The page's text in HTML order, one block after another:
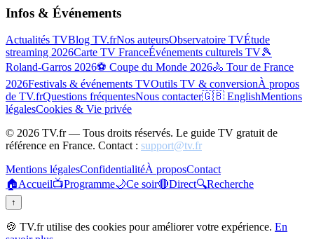
Infos & Événements
Actualités TVBlog TV.frNos auteursObservatoire TVÉtude
streaming 2026Carte TV FranceÉvénements culturels TV🎾
Roland-Garros 2026⚽ Coupe du Monde 2026🚴 Tour de France
2026Festivals & événements TVOutils TV & conversionÀ propos
de TV.frQuestions fréquentesNous contacter🇬🇧 EnglishMentions
légalesCookies & Vie privée
© 2026 TV.fr — Tous droits réservés. Le guide TV gratuit de
référence en France. Contact : support@tv.fr
Mentions légalesConfidentialitéÀ proposContact
🏠Accueil📺Programme🌙Ce soir🔴Direct🔍Recherche
↑
🍪 TV.fr utilise des cookies pour améliorer votre expérience. En